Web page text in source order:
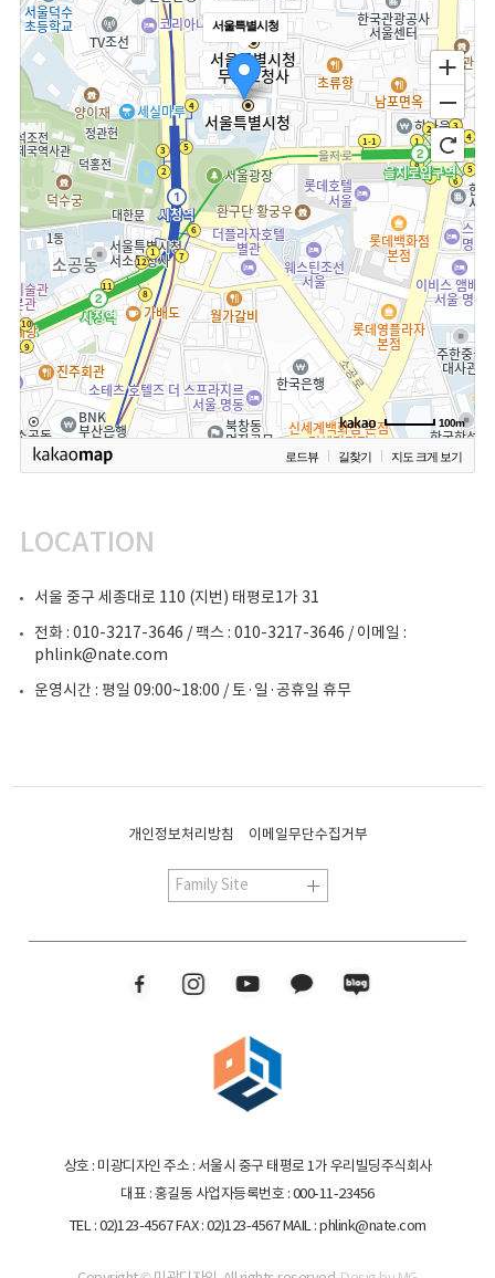
서울특별시청
100m
로드뷰 길찾기 지도 크게 보기
LOCATION
서울 중구 세종대로 110 (지번) 태평로1가 31
전화 : 010-3217-3646 / 팩스 : 010-3217-3646 / 이메일 :
phlink@nate.com
운영시간 : 평일 09:00~18:00 / 토·일·공휴일 휴무
개인정보처리방침 이메일무단수집거부
상호 : 미광디자인 주소 : 서울시 중구 태평로 1가 우리빌딩주식회사
대표 : 홍길동 사업자등록번호 : 000-11-23456
TEL : 02)123-4567FAX : 02)123-4567MAIL : phlink@nate.com